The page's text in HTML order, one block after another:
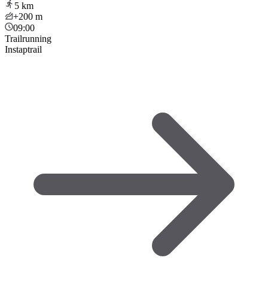
5 km
+200 m
09:00
Trailrunning
Instaptrail